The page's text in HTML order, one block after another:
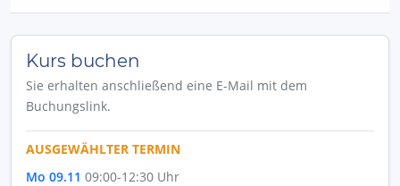
Kurs buchen
Sie erhalten anschließend eine E-Mail mit dem
Buchungslink.
AUSGEWÄHLTER TERMIN
Mo 09.11 09:00-12:30 Uhr